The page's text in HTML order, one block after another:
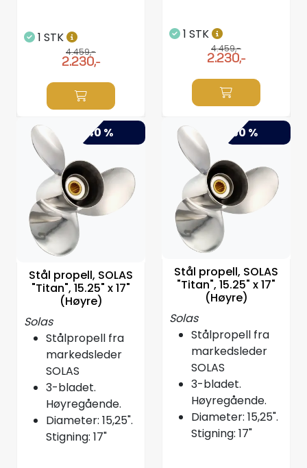
1 STK
4.459,-
2.230,-
1 STK
4.459,-
2.230,-
-40 %
Stål propell, SOLAS
"Titan", 15.25" x 17"
(Høyre)
Solas
Stålpropell fra
markedsleder
SOLAS
3-bladet.
Høyregående.
Diameter: 15,25".
Stigning: 17"
-50 %
Stål propell, SOLAS
"Titan", 15.25" x 17"
(Høyre)
Solas
Stålpropell fra
markedsleder
SOLAS
3-bladet.
Høyregående.
Diameter: 15,25".
Stigning: 17"